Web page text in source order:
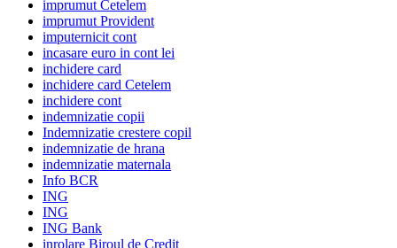
imprumut Cetelem
imprumut Provident
imputernicit cont
incasare euro in cont lei
inchidere card
inchidere card Cetelem
inchidere cont
indemnizatie copii
Indemnizatie crestere copil
indemnizatie de hrana
indemnizatie maternala
Info BCR
ING
ING
ING Bank
inrolare Biroul de Credit